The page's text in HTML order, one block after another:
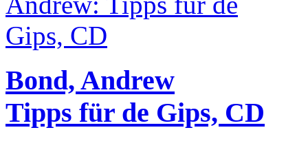
Bond, Andrew
Tipps für de Gips, CD